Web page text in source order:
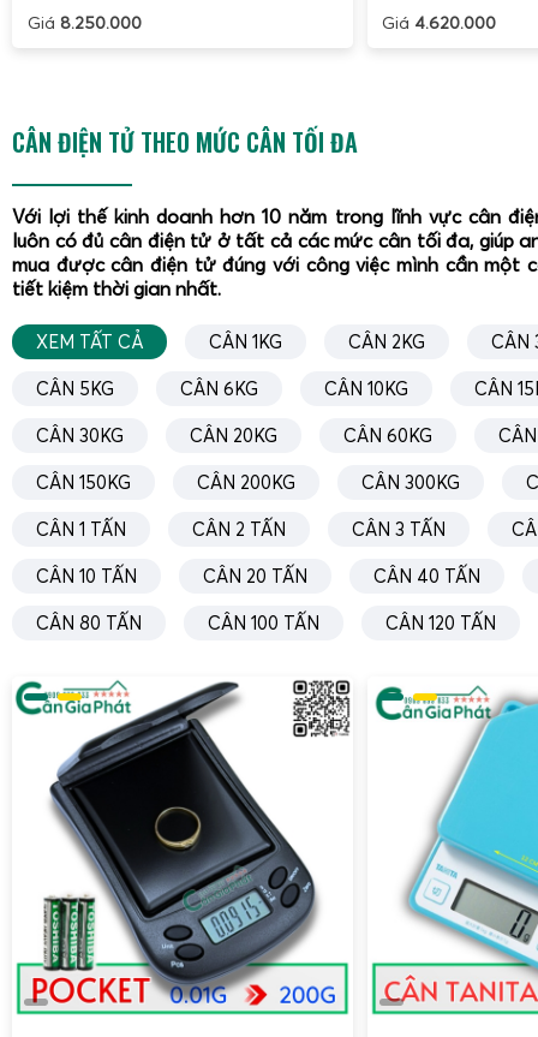
Giá 8.250.000 Giá 4.620.000
CÂN ĐIỆN TỬ THEO MỨC CÂN TỐI ĐA
Với lợi thế kinh doanh hơn 10 năm trong lĩnh vực cân
luôn có đủ cân điện tử ở tất cả các mức cân tối đa, giúp
mua được cân điện tử đúng với công việc mình cần một
tiết kiệm thời gian nhất.
XEM TẤT CẢ CÂN 1KG CÂN 2KG CÂN
CÂN 5KG CÂN 6KG CÂN 10KG CÂN
CÂN 30KG CÂN 20KG CÂN 60KG
CÂN 150KG CÂN 200KG CÂN 300KG
CÂN 1 TẤN CÂN 2 TẤN CÂN 3 TẤN
CÂN 10 TẤN CÂN 20 TẤN CÂN 40 TẤN
CÂN 80 TẤN CÂN 100 TẤN CÂN 120 TẤN